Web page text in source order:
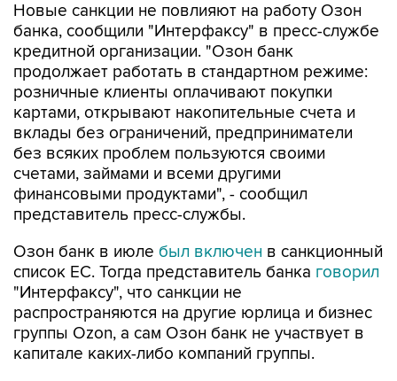
Новые санкции не повлияют на работу Озон
банка, сообщили "Интерфаксу" в пресс-службе
кредитной организации. "Озон банк
продолжает работать в стандартном режиме:
розничные клиенты оплачивают покупки
картами, открывают накопительные счета и
вклады без ограничений, предприниматели
без всяких проблем пользуются своими
счетами, займами и всеми другими
финансовыми продуктами", - сообщил
представитель пресс-службы.
Озон банк в июле был включен в санкционный
список ЕС. Тогда представитель банка говорил
"Интерфаксу", что санкции не
распространяются на другие юрлица и бизнес
группы Ozon, а сам Озон банк не участвует в
капитале каких-либо компаний группы.